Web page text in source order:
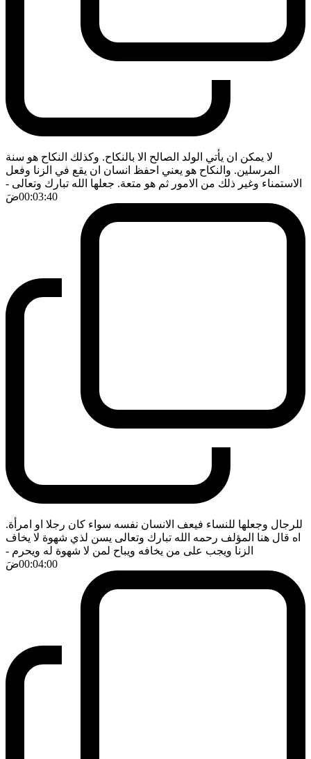
لا يمكن ان يأتي الولد الصالح الا بالنكاح. وكذلك النكاح هو سنة
المرسلين. والنكاح هو يعني احفظ انسان ان يقع في الزنا وفعل
الاستمناء وغير ذلك من الامور ثم هو متعة. جعلها الله تبارك وتعالى -
00:03:40ضَ
للرجال وجعلها للنساء فيعف الانسان نفسه سواء كان رجلا او امرأة.
اه قال هنا المؤلف رحمه الله تبارك وتعالى يسن لذي شهوة لا يخاف
الزنا ويجب على من يخافه ويباح لمن لا شهوة له ويحرم -
00:04:00ضَ